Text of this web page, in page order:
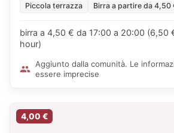
Piccola terrazza Birra a partire da 4,50
birra a 4,50 € da 17:00 a 20:00 (6,50
hour)
Aggiunto dalla comunità. Le
essere imprecise
4,00 €